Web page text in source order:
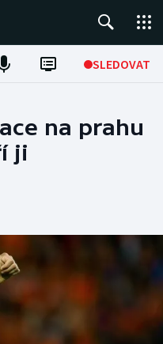
SLEDOVAT
na prahu
ji